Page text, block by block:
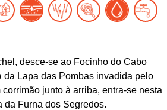
desce-se ao Focinho do Cabo
da Lapa das Pombas invadida pelo
junto à arriba, entra-se nesta
da Furna dos Segredos.